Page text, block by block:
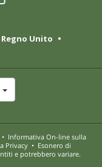
Regno Unito
• Informativa On-line sulla
Privacy • Esonero di
e potrebbero variare.